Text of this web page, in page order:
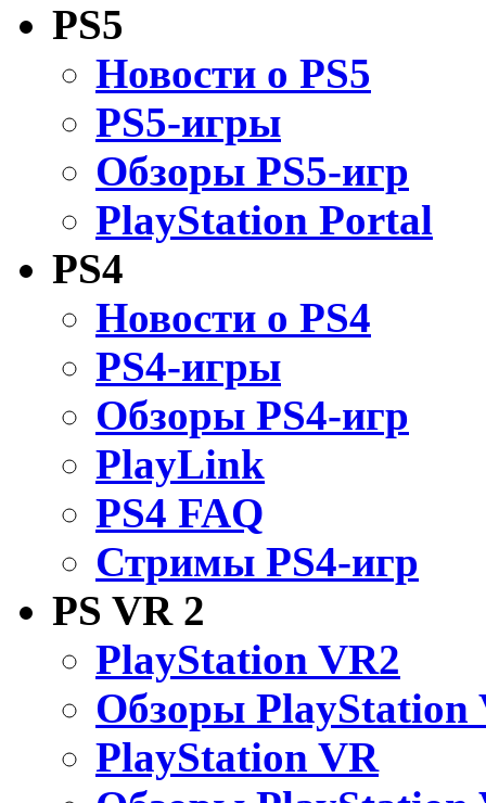
PS5
Новости о PS5
PS5-игры
Обзоры PS5-игр
PlayStation Portal
PS4
Новости о PS4
PS4-игры
Обзоры PS4-игр
PlayLink
PS4 FAQ
Стримы PS4-игр
PS VR 2
PlayStation VR2
Обзоры PlayStation
PlayStation VR